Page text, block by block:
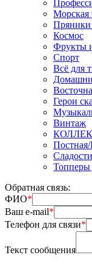
Морская
Пряники
Космос
Фрукты
Спорт
Всё для
Герои
Винтаж
Топперы
Обратная связь:
ФИО*
Ваш e-mail*
Телефон для связи*
Текст сообщения